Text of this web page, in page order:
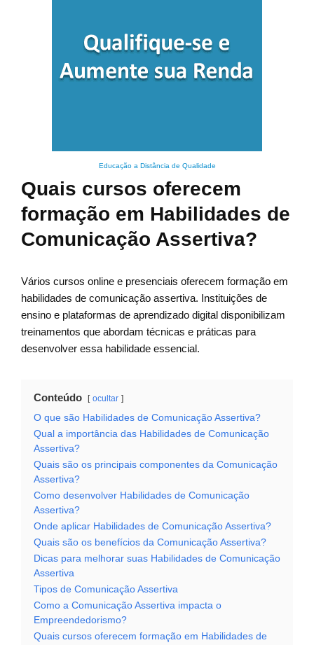
Educação a Distância de Qualidade
Quais cursos oferecem
formação em Habilidades de
Comunicação Assertiva?
Vários cursos online e presenciais oferecem formação em
habilidades de comunicação assertiva. Instituições de
ensino e plataformas de aprendizado digital disponibilizam
treinamentos que abordam técnicas e práticas para
desenvolver essa habilidade essencial.
Conteúdo ocultar
O que são Habilidades de Comunicação Assertiva?
Qual a importância das Habilidades de Comunicação
Assertiva?
Quais são os principais componentes da Comunicação
Assertiva?
Como desenvolver Habilidades de Comunicação
Assertiva?
Onde aplicar Habilidades de Comunicação Assertiva?
Quais são os benefícios da Comunicação Assertiva?
Dicas para melhorar suas Habilidades de Comunicação
Assertiva
Tipos de Comunicação Assertiva
Como a Comunicação Assertiva impacta o
Empreendedorismo?
Quais cursos oferecem formação em Habilidades de